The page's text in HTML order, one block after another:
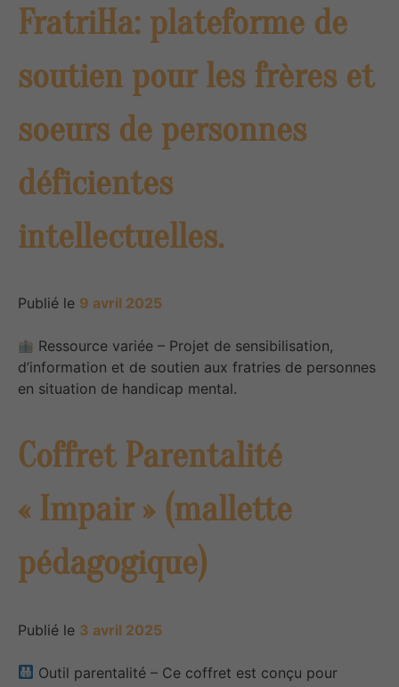
FratriHa: plateforme de
soutien pour les frères et
soeurs de personnes
déficientes
intellectuelles.
Publié le 9 avril 2025
Ressource variée – Projet de sensibilisation,
d’information et de soutien aux fratries de personnes
en​ situation de handicap mental.
Coffret Parentalité
« Impair » (mallette
pédagogique)
Publié le 3 avril 2025
Outil parentalité – Ce coffret est conçu pour